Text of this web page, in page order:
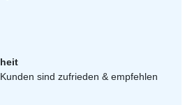
sind zufrieden & empfehlen